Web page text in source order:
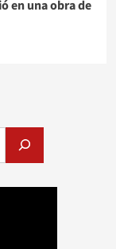
en una obra de